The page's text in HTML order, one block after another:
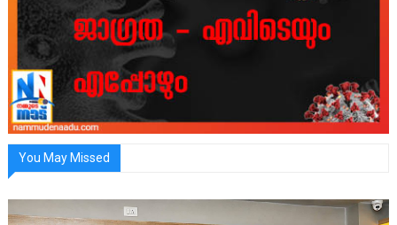
You May Missed